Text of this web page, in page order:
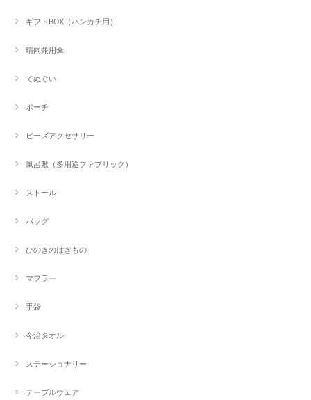
ギフトBOX（ハンカチ用）
晴雨兼用傘
てぬぐい
ポーチ
ビーズアクセサリー
風呂敷（多用途ファブリック）
ストール
バッグ
ひのきのはきもの
マフラー
手袋
今治タオル
ステーショナリー
テーブルウェア